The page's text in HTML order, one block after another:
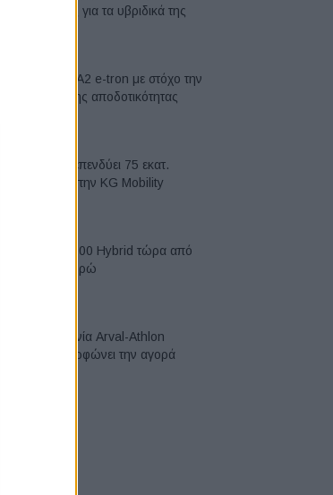
μπαταρίες για τα υβριδικά της
Νέο Audi A2 e-tron με στόχο την
κορυφή της αποδοτικότητας
Η Chery επενδύει 75 εκατ.
δολάρια στην KG Mobility
Το FIAT 500 Hybrid τώρα από
18.990 ευρώ
Η συμφωνία Arval-Athlon
αναδιαμορφώνει την αγορά